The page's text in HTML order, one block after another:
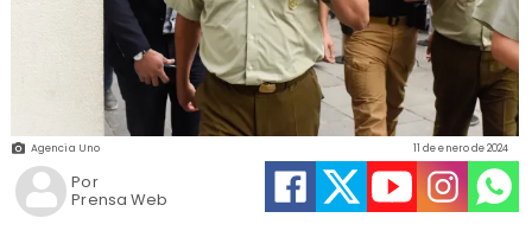
Agencia Uno
Prensa Web
11 de enero de 2024
Por